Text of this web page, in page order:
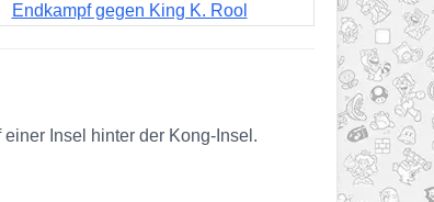
Endkampf gegen King K. Rool
Insel hinter der Kong-Insel.